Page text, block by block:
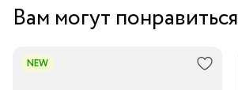
Вам могут понравиться
NEW